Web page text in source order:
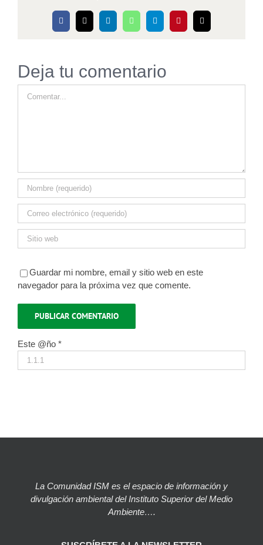
Facebook
X LinkedInWhatsAppTelegramPinterestCorreo
electrónico
Deja tu comentario
Guardar mi nombre, email y sitio web en este
navegador para la próxima vez que comente.
Este @ño *
La Comunidad ISM es el espacio de información y
divulgación ambiental del Instituto Superior del Medio
Ambiente….